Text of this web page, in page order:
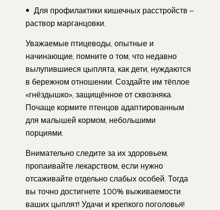
Для профилактики кишечных расстройств –
раствор марганцовки.
Уважаемые птицеводы, опытные и
начинающие, помните о том, что недавно
вылупившиеся цыплята, как дети, нуждаются
в бережном отношении. Создайте им тёплое
«гнёздышко», защищённое от сквозняка.
Почаще кормите птенцов адаптированным
для малышей кормом, небольшими
порциями.
Внимательно следите за их здоровьем,
пропаивайте лекарством, если нужно
отсаживайте отдельно слабых особей. Тогда
вы точно достигнете 100% выживаемости
ваших цыплят! Удачи и крепкого поголовья!